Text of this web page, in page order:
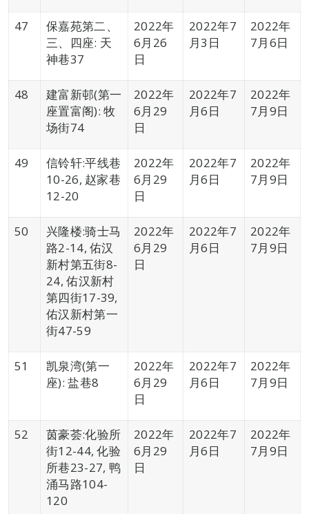
47
保嘉苑第二、
三、四座: 天
神巷37
2022年
6月26
日
2022年7
月3日
2022年
7月6日
48
建富新邨(第一
座置富阁): 牧
场街74
2022年
6月29
日
2022年7
月6日
2022年
7月9日
49
信铃轩:平线巷
10-26, 赵家巷
12-20
2022年
6月29
日
2022年7
月6日
2022年
7月9日
50
兴隆楼:骑士马
路2-14, 佑汉
新村第五街8-
24, 佑汉新村
第四街17-39,
佑汉新村第一
街47-59
2022年
6月29
日
2022年7
月6日
2022年
7月9日
51
凯泉湾(第一
座): 盐巷8
2022年
6月29
日
2022年7
月6日
2022年
7月9日
52
茵豪荟:化验所
街12-44, 化验
所巷23-27, 鸭
涌马路104-
120
2022年
6月29
日
2022年7
月6日
2022年
7月9日